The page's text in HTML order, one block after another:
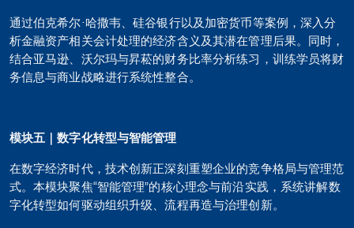
通过伯克希尔·哈撒韦、硅谷银行以及加密货币等案例，深入分
析金融资产相关会计处理的经济含义及其潜在管理后果。同时，
结合亚马逊、沃尔玛与昇菘的财务比率分析练习，训练学员将财
务信息与商业战略进行系统性整合。
模块五 ｜数字化转型与智能管理
在数字经济时代，技术创新正深刻重塑企业的竞争格局与管理范
式。本模块聚焦“智能管理”的核心理念与前沿实践，系统讲解数
字化转型如何驱动组织升级、流程再造与治理创新。